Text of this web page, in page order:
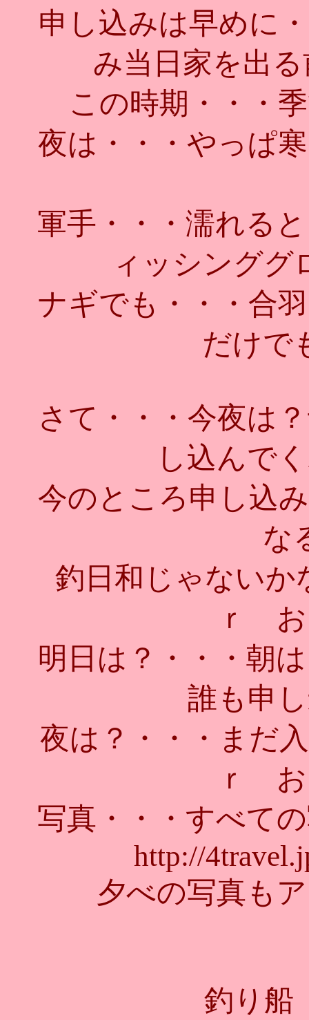
申し込みは早めに
み当日家を出
この時期・・・
夜は・・・やっぱ
軍手・・・濡れる
ィッシンググ
ナギでも・・・合
だけで
さて・・・今夜は
し込んで
今のところ申し込
な
釣日和じゃないか
ｒ お
明日は？・・・朝
誰も申
夜は？・・・まだ
ｒ お
写真・・・すべて
http://
夕べの写真も
釣り